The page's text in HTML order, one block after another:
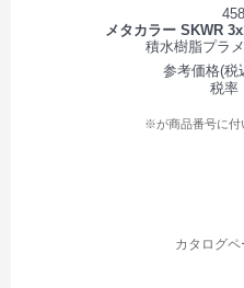
メタカラー SKWR
積水樹脂プラ
参考価格(税
税率
※が商品番号に付
カタログ